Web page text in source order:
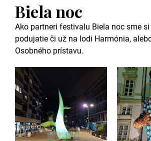
Biela noc
Ako partneri festivalu Biela noc sme
podujatie či už na lodi Harmónia,
Osobného prístavu.